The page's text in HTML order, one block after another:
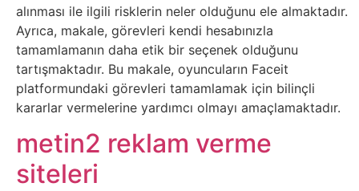
Elektronik
Cihazlar
Facebook
Felsefe
Finans
alınması ile ilgili risklerin neler olduğunu ele almaktadır.
Ayrıca, makale, görevleri kendi hesabınızla
tamamlamanın daha etik bir seçenek olduğunu
tartışmaktadır. Bu makale, oyuncuların Faceit
platformundaki görevleri tamamlamak için bilinçli
kararlar vermelerine yardımcı olmayı amaçlamaktadır.
metin2 reklam verme
siteleri